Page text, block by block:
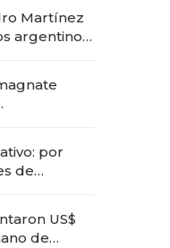
Martínez
argentinos
por
de
US$
de